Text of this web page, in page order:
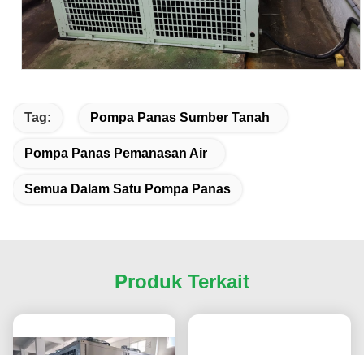
Tag: Pompa Panas Sumber Tanah
Pompa Panas Pemanasan Air
Semua Dalam Satu Pompa Panas
Produk Terkait